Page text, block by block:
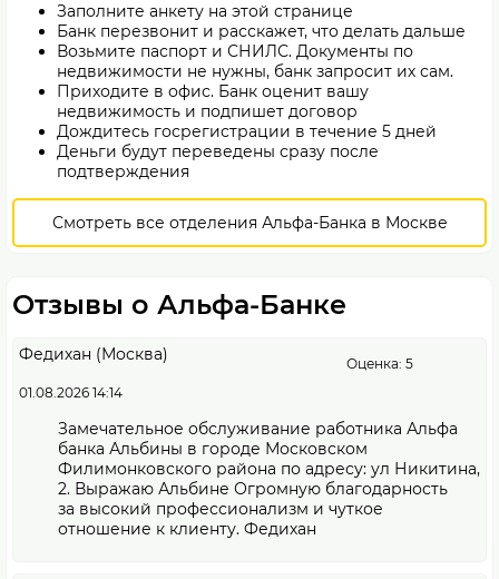
Заполните анкету на этой странице
Банк перезвонит и расскажет, что делать дальше
Возьмите паспорт и СНИЛС. Документы по
недвижимости не нужны, банк запросит их сам.
Приходите в офис. Банк оценит вашу
недвижимость и подпишет договор
Дождитесь госрегистрации в течение 5 дней
Деньги будут переведены сразу после
подтверждения
Смотреть все отделения Альфа-Банка в Москве
Отзывы о Альфа-Банке
Федихан (Москва)
Оценка: 5
01.08.2026 14:14
Замечательное обслуживание работника Альфа
банка Альбины в городе Московском
Филимонковского района по адресу: ул Никитина,
2. Выражаю Альбине Огромную благодарность
за высокий профессионализм и чуткое
отношение к клиенту. Федихан